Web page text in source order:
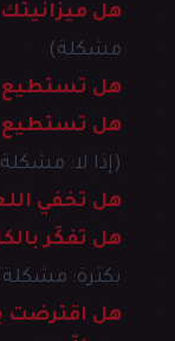
هل ميزانيتك
مشكلة)
هل تستطيع
هل تستطيع
(إذا لا:
هل تخفي
هل تفكّر
بكثرة:
هل اقترضت